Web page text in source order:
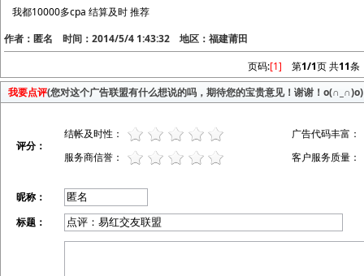
我都10000多cpa 结算及时 推荐
作者：匿名 时间：2014/5/4 1:43:32 地区：福建莆田
页码:[1] 第1/1页 共11条
我要点评(您对这个广告联盟有什么想说的吗，期待您的宝贵意见！谢谢！o(∩_∩)o)
评分：
结帐及时性：
广告代码丰富：
服务商信誉：
客户服务质量：
昵称：
标题：